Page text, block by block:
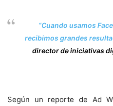
“Cuando usamos
recibimos grandes
director de iniciativas
Según un reporte de Ad